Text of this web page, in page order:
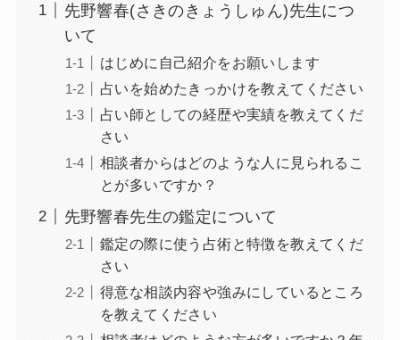
先野響春(さきのきょうしゅん)先生につ
いて
はじめに自己紹介をお願いします
占いを始めたきっかけを教えてください
占い師としての経歴や実績を教えてくだ
さい
相談者からはどのような人に見られるこ
とが多いですか？
先野響春先生の鑑定について
鑑定の際に使う占術と特徴を教えてくだ
さい
得意な相談内容や強みにしているところ
を教えてください